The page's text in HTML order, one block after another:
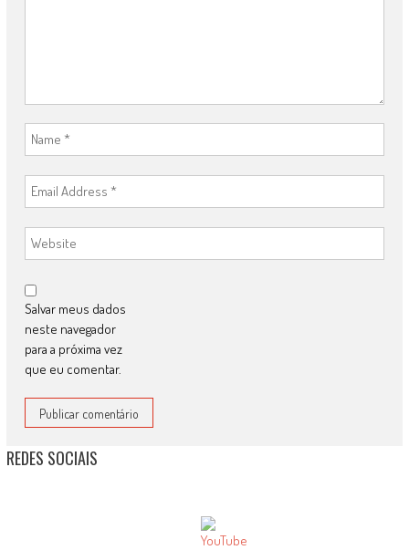
Salvar meus dados
neste navegador
para a próxima vez
que eu comentar.
REDES SOCIAIS